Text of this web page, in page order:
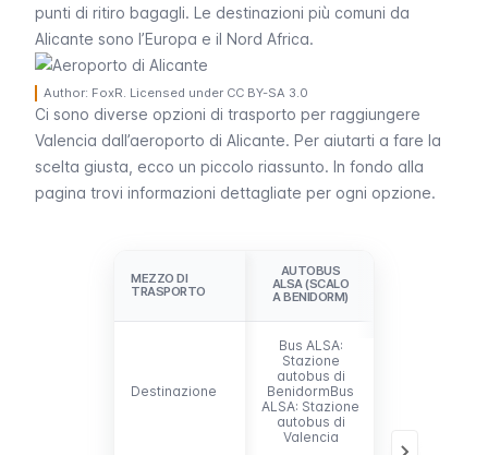
punti di ritiro bagagli. Le destinazioni più comuni da
Alicante sono l’Europa e il Nord Africa.
Author: FoxR. Licensed under CC BY-SA 3.0
Ci sono diverse opzioni di trasporto per raggiungere
Valencia dall’aeroporto di Alicante. Per aiutarti a fare la
scelta giusta, ecco un piccolo riassunto. In fondo alla
pagina trovi informazioni dettagliate per ogni opzione.
MEZZO DI
TRASPORTO
Destinazione
MEZZO DI
TRASPORTO
AUTOBUS
ALSA (SCALO
A BENIDORM)
Destinazione
Bus ALSA:
Stazione
autobus di
BenidormBus
ALSA: Stazione
autobus di
Valencia